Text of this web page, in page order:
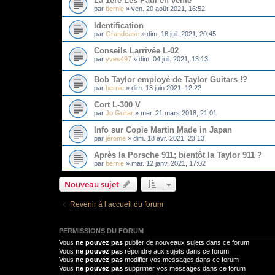
par bernie » ven. 20 août 2021, 16:52
Identification
par Grandcase » dim. 18 juil. 2021, 20:45
Conseils Larrivée L-02
par yves497 » dim. 04 juil. 2021, 13:13
Bob Taylor employé de Taylor Guitars !?
par bernie » dim. 13 juin 2021, 12:22
Cort L-300 V
par Jo Guitar » mer. 21 mars 2018, 21:01
Info sur Copie Martin Made in Japan
par jérome » dim. 18 avr. 2021, 23:13
Après la Porsche 911; bientôt la Taylor 911 ?
par bernie » mar. 12 janv. 2021, 17:02
Nouveau sujet
Revenir à l’accueil du forum
PERMISSIONS DU FORUM
Vous ne pouvez pas publier de nouveaux sujets dans ce forum
Vous ne pouvez pas répondre aux sujets dans ce forum
Vous ne pouvez pas modifier vos messages dans ce forum
Vous ne pouvez pas supprimer vos messages dans ce forum